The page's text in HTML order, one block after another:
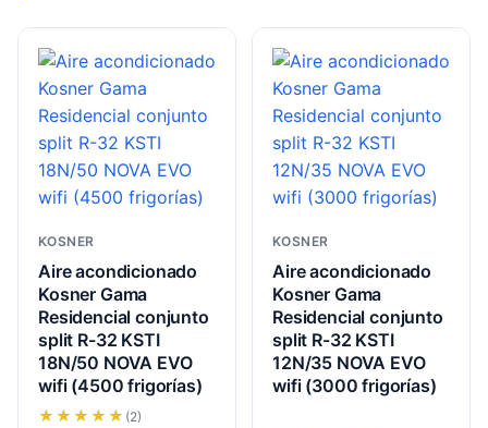
KOSNER
Aire acondicionado
Kosner Gama
Residencial conjunto
split R-32 KSTI
18N/50 NOVA EVO
wifi (4500 frigorías)
(2)
KOSNER
Aire acondicionado
Kosner Gama
Residencial conjunto
split R-32 KSTI
12N/35 NOVA EVO
wifi (3000 frigorías)